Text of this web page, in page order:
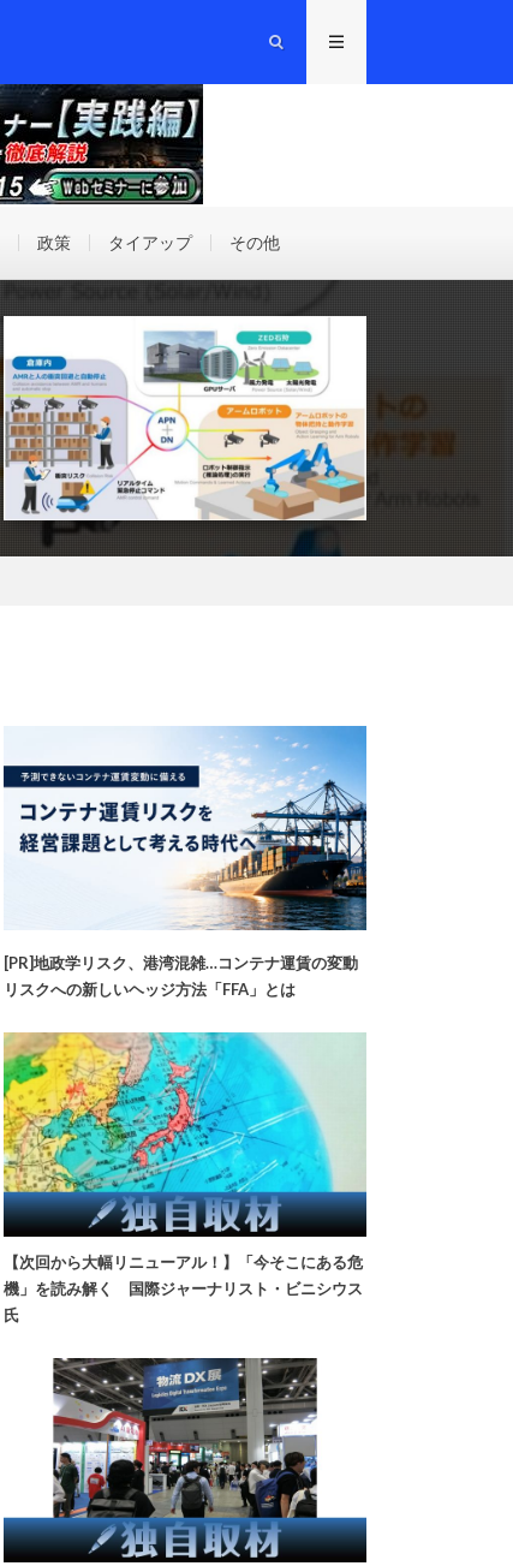
政策 タイアップ その他
[PR]地政学リスク、港湾混雑…コンテナ運賃の変動
リスクへの新しいヘッジ方法「FFA」とは
【次回から大幅リニューアル！】「今そこにある危
機」を読み解く 国際ジャーナリスト・ビニシウス
氏